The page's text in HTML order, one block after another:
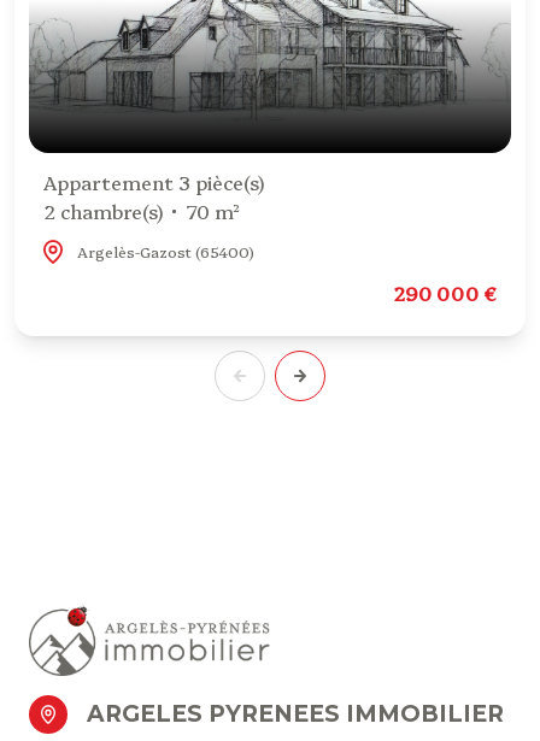
Appartement 3 pièce(s)
2 chambre(s)
70 m²
Argelès-Gazost (65400)
290 000 €
ARGELES PYRENEES IMMOBILIER